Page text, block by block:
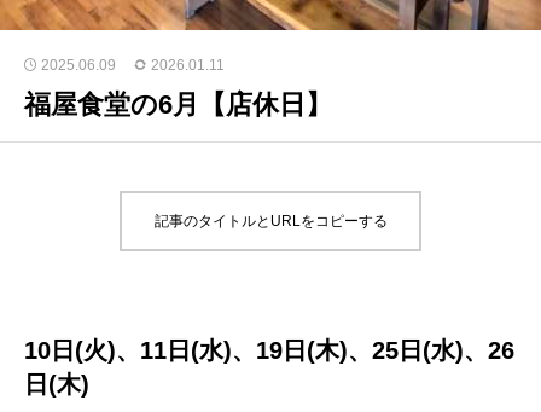
2025.06.09 2026.01.11
福屋食堂の6月【店休日】
記事のタイトルとURLをコピーする
10日(火)、11日(水)、19日(木)、25日(水)、26
日(木)